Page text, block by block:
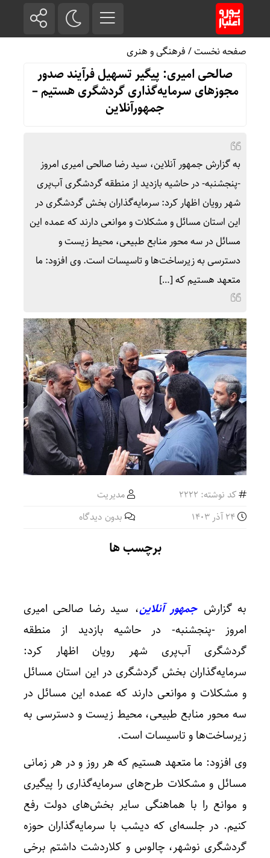
صفحه نخست/فرهنگی و هنری
صالحی امیری: پیگیر تسهیل فرآیند صدور
مجوزهای سرمایه‌گذاری گردشگری هستیم –
جمهورآنلاین
به گزارش جمهور آنلاین، سید رضا صالحی امیری امروز
-پنجشنبه- در حاشیه بازدید از منطقه گردشگری آب‌پری
شهر رویان اظهار کرد: سرمایه‌گذاران بخش گردشگری در
این استان مسائل و مشکلات و موانعی دارند که عمده این
مسائل در سه محور منابع طبیعی، محیط زیست و
دسترسی به زیرساخت‌ها و تاسیسات است. وی افزود: ما
متعهد هستیم که […]
کد نوشته: 2222
مدیریت
بدون دیدگاه
برچسب ها
به گزارشجمهور آنلاین، سید رضا صالحی امیری
امروز -پنجشنبه- در حاشیه بازدید از منطقه
گردشگری آب‌پری شهر رویان اظهار کرد:
سرمایه‌گذاران بخش گردشگری در این استان مسائل
و مشکلات و موانعی دارند که عمده این مسائل در
سه محور منابع طبیعی، محیط زیست و دسترسی به
زیرساخت‌ها و تاسیسات است.
وی افزود: ما متعهد هستیم که هر روز و در هر زمانی
مسائل و مشکلات طرح‌های سرمایه‌گذاری را پیگیری
و موانع را با هماهنگی سایر بخش‌های دولت رفع
کنیم. در جلسه‌ای که دیشب با سرمایه‌گذاران حوزه
گردشگری نوشهر، چالوس و کلاردشت داشتم برخی